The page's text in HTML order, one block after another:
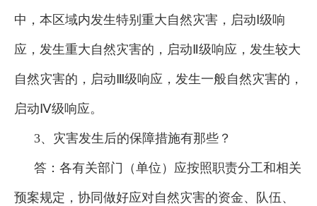
中，本区域内发生特别重大自然灾害，启动Ⅰ级响
应，发生重大自然灾害的，启动Ⅱ级响应，发生较大
自然灾害的，启动Ⅲ级响应，发生一般自然灾害的，
启动Ⅳ级响应。
3、灾害发生后的保障措施有那些？
答：各有关部门（单位）应按照职责分工和相关
预案规定，协同做好应对自然灾害的资金、队伍、